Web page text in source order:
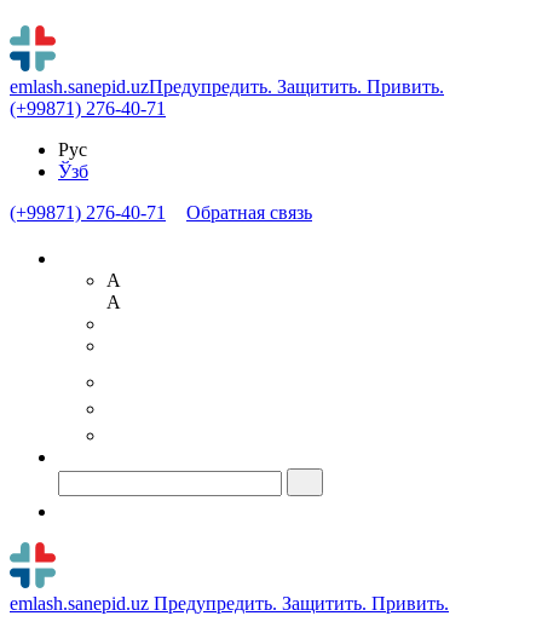
emlash.sanepid.uzПредупредить. Защитить. Привить.
(+99871) 276-40-71
Рус
Ўзб
(+99871) 276-40-71
Обратная связь
A
A
emlash.sanepid.uz Предупредить. Защитить. Привить.